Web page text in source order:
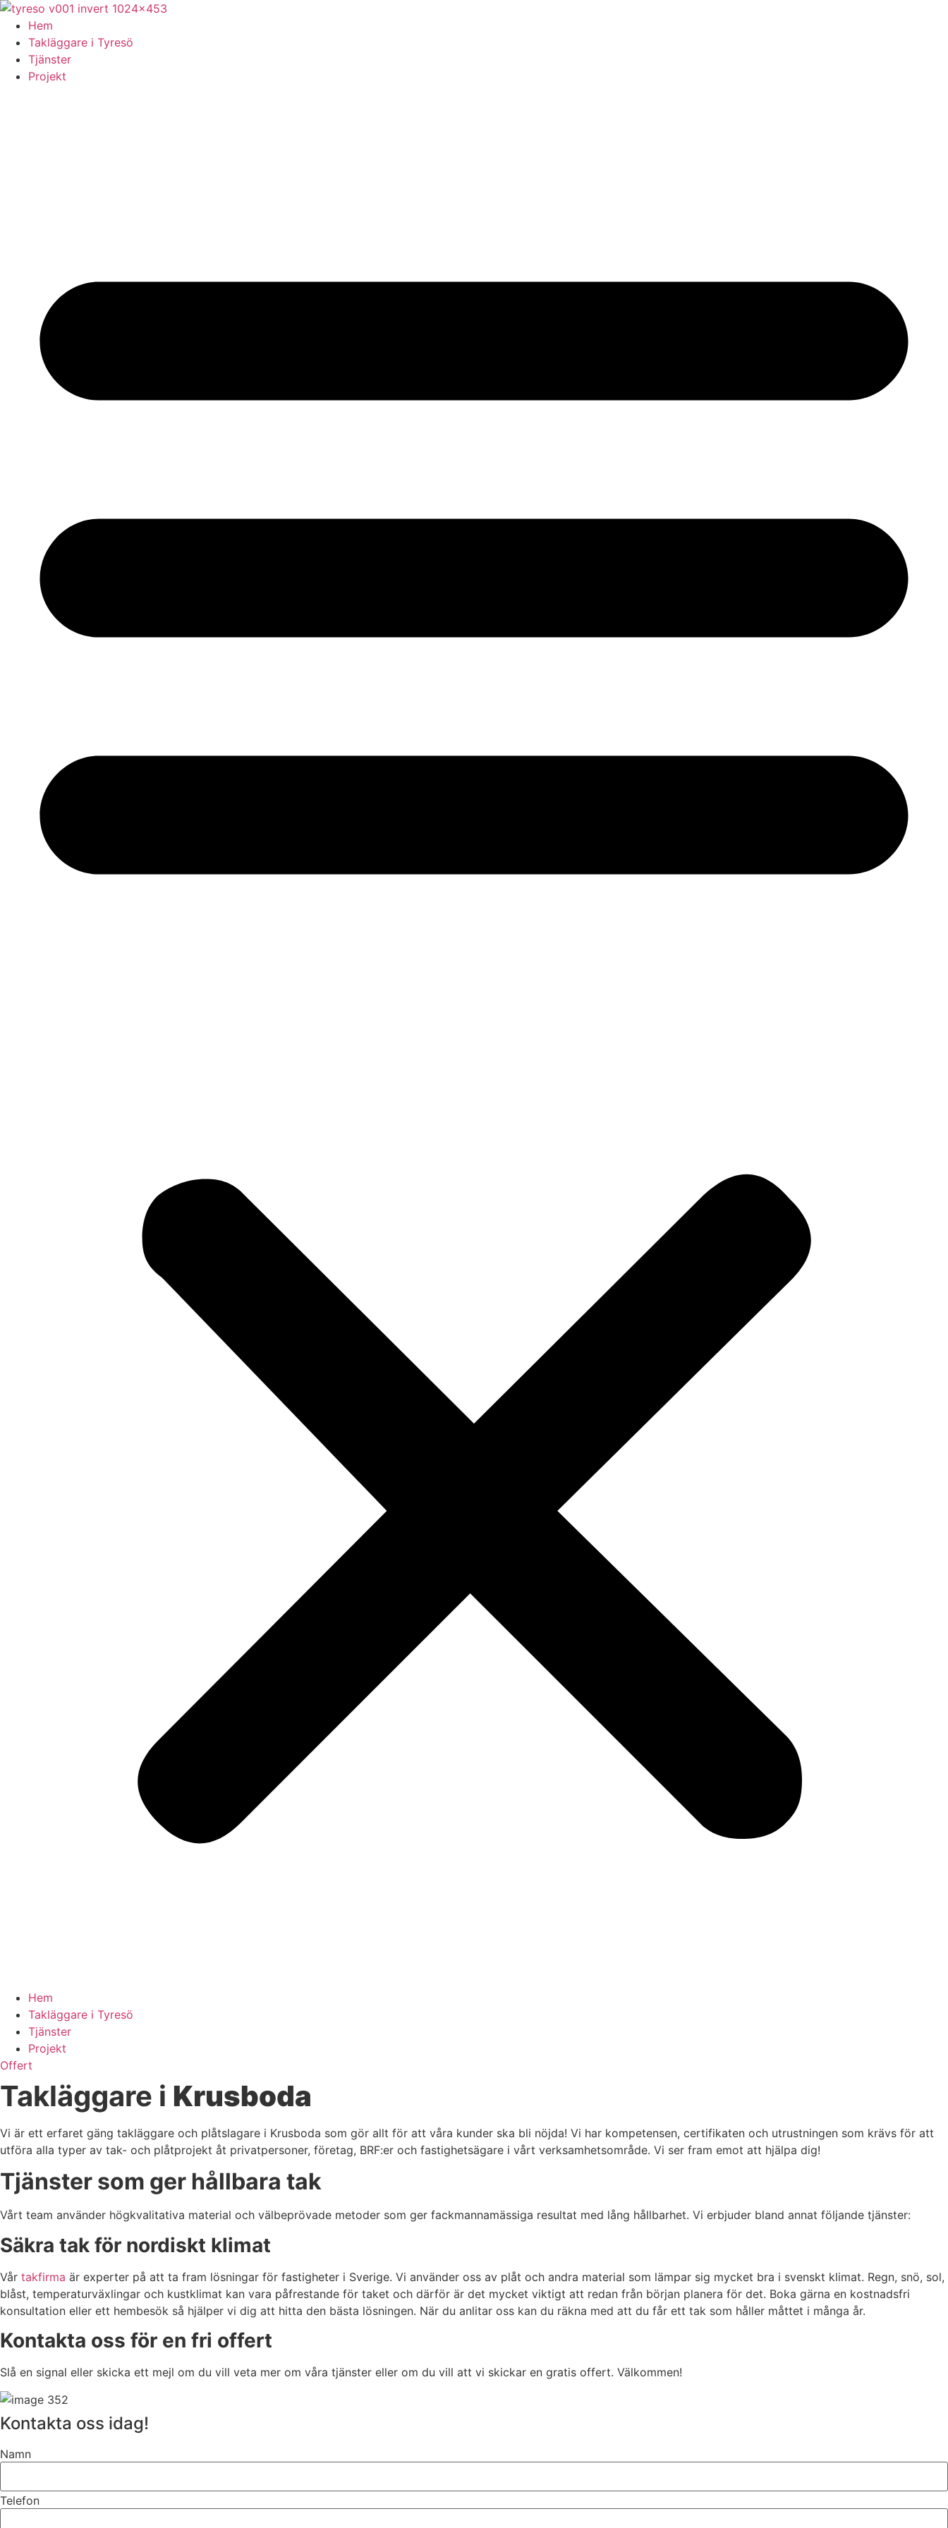
Skip
content
Hem
Takläggare i Tyresö
Tjänster
Projekt
Hem
Takläggare i Tyresö
Tjänster
Projekt
Offert
Takläggare i Krusboda
Vi är ett erfaret gäng takläggare och plåtslagare i Krusboda som gör allt för att våra kunder ska bli nöjda! Vi har kompetensen, certifikaten och utrustningen som krävs för att
utföra alla typer av tak- och plåtprojekt åt privatpersoner, företag, BRF:er och fastighetsägare i vårt verksamhetsområde. Vi ser fram emot att hjälpa dig!
Tjänster som ger hållbara tak
Vårt team använder högkvalitativa material och välbeprövade metoder som ger fackmannamässiga resultat med lång hållbarhet. Vi erbjuder bland annat följande tjänster:
Säkra tak för nordiskt klimat
Vår takfirma är experter på att ta fram lösningar för fastigheter i Sverige. Vi använder oss av plåt och andra material som lämpar sig mycket bra i svenskt klimat. Regn, snö, sol,
blåst, temperaturväxlingar och kustklimat kan vara påfrestande för taket och därför är det mycket viktigt att redan från början planera för det. Boka gärna en kostnadsfri
konsultation eller ett hembesök så hjälper vi dig att hitta den bästa lösningen. När du anlitar oss kan du räkna med att du får ett tak som håller måttet i många år.
Kontakta oss för en fri offert
Slå en signal eller skicka ett mejl om du vill veta mer om våra tjänster eller om du vill att vi skickar en gratis offert. Välkommen!
Kontakta oss idag!
Namn
Telefon